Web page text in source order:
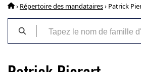
› Répertoire des mandataires› Patrick